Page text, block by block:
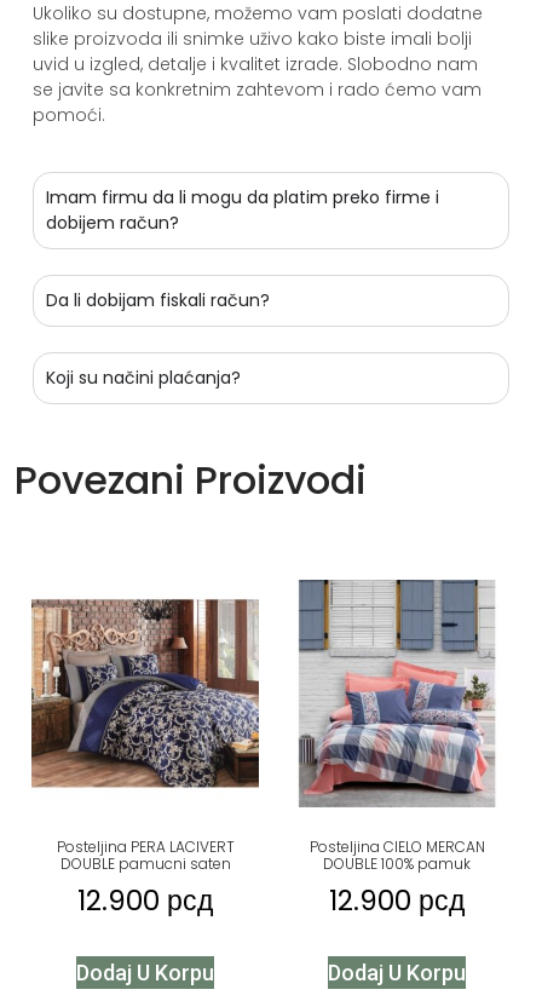
Ukoliko su dostupne, možemo vam poslati dodatne
slike proizvoda ili snimke uživo kako biste imali bolji
uvid u izgled, detalje i kvalitet izrade. Slobodno nam
se javite sa konkretnim zahtevom i rado ćemo vam
pomoći.
Imam firmu da li mogu da platim preko firme i
dobijem račun?
Da li dobijam fiskali račun?
Koji su načini plaćanja?
Povezani Proizvodi
Posteljina PERA LACIVERT
DOUBLE pamucni saten
12.900 рсд
Dodaj U Korpu
Posteljina CIELO MERCAN
DOUBLE 100% pamuk
12.900 рсд
Dodaj U Korpu